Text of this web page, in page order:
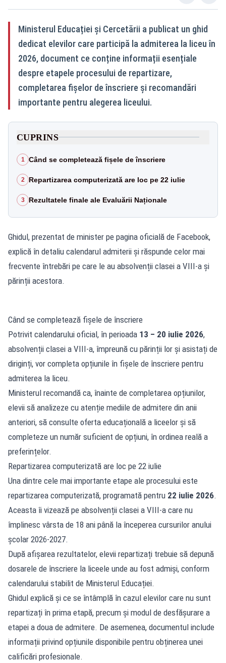
Ministerul Educației și Cercetării a publicat un ghid
dedicat elevilor care participă la admiterea la liceu în
2026, document ce conține informații esențiale
despre etapele procesului de repartizare,
completarea fișelor de înscriere și recomandări
importante pentru alegerea liceului.
CUPRINS
1 Când se completează fișele de înscriere
2 Repartizarea computerizată are loc pe 22 iulie
3 Rezultatele finale ale Evaluării Naționale
Ghidul, prezentat de minister pe pagina oficială de Facebook,
explică în detaliu calendarul admiterii și răspunde celor mai
frecvente întrebări pe care le au absolvenții clasei a VIII-a și
părinții acestora.
Când se completează fișele de înscriere
Potrivit calendarului oficial, în perioada 13 – 20 iulie 2026,
absolvenții clasei a VIII-a, împreună cu părinții lor și asistați de
diriginți, vor completa opțiunile în fișele de înscriere pentru
admiterea la liceu.
Ministerul recomandă ca, înainte de completarea opțiunilor,
elevii să analizeze cu atenție mediile de admitere din anii
anteriori, să consulte oferta educațională a liceelor și să
completeze un număr suficient de opțiuni, în ordinea reală a
preferințelor.
Repartizarea computerizată are loc pe 22 iulie
Una dintre cele mai importante etape ale procesului este
repartizarea computerizată, programată pentru 22 iulie 2026.
Aceasta îi vizează pe absolvenții clasei a VIII-a care nu
împlinesc vârsta de 18 ani până la începerea cursurilor anului
școlar 2026-2027.
După afișarea rezultatelor, elevii repartizați trebuie să depună
dosarele de înscriere la liceele unde au fost admiși, conform
calendarului stabilit de Ministerul Educației.
Ghidul explică și ce se întâmplă în cazul elevilor care nu sunt
repartizați în prima etapă, precum și modul de desfășurare a
etapei a doua de admitere. De asemenea, documentul include
informații privind opțiunile disponibile pentru obținerea unei
calificări profesionale.